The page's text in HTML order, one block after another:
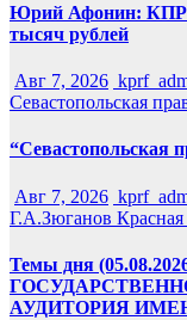
Юрий Афонин:
тысяч рублей
Авг 7, 2026
Севастопольская
“Севастопольская
Авг 7, 2026
Г.А.Зюганов
Темы дня
АУДИТОРИЯ